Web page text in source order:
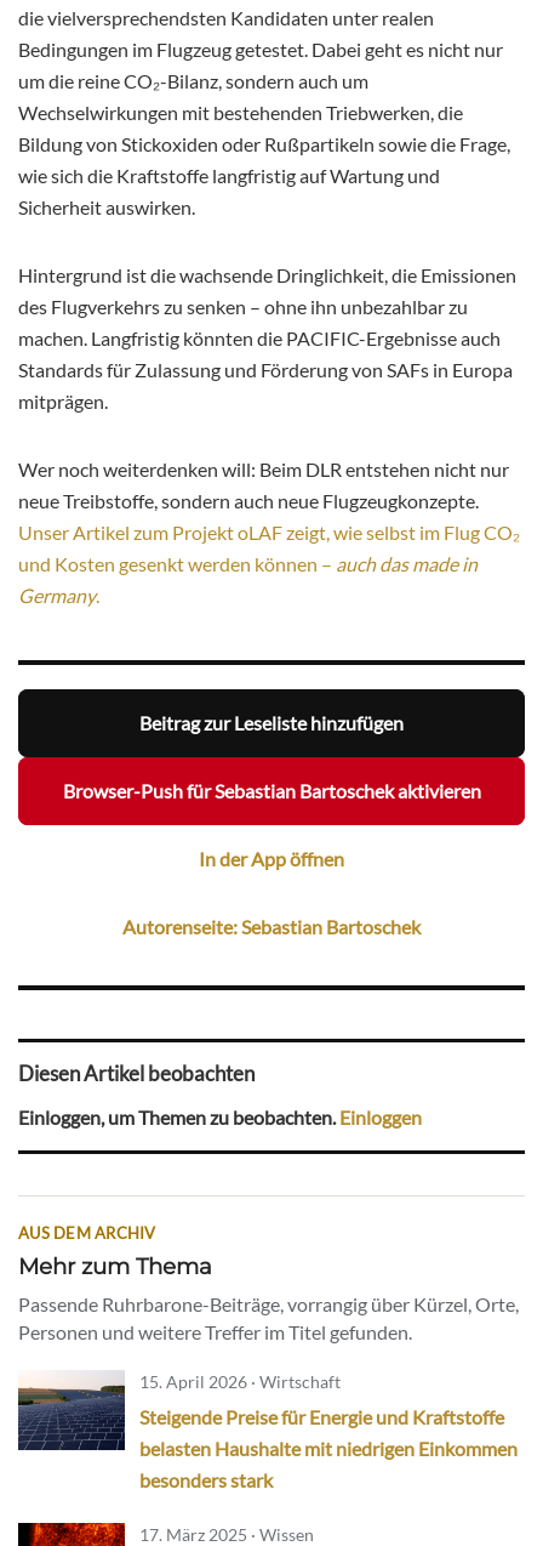
die vielversprechendsten Kandidaten unter realen
Bedingungen im Flugzeug getestet. Dabei geht es nicht nur
um die reine CO₂-Bilanz, sondern auch um
Wechselwirkungen mit bestehenden Triebwerken, die
Bildung von Stickoxiden oder Rußpartikeln sowie die Frage,
wie sich die Kraftstoffe langfristig auf Wartung und
Sicherheit auswirken.
Hintergrund ist die wachsende Dringlichkeit, die Emissionen
des Flugverkehrs zu senken – ohne ihn unbezahlbar zu
machen. Langfristig könnten die PACIFIC-Ergebnisse auch
Standards für Zulassung und Förderung von SAFs in Europa
mitprägen.
Wer noch weiterdenken will: Beim DLR entstehen nicht nur
neue Treibstoffe, sondern auch neue Flugzeugkonzepte.
Unser Artikel zum Projekt oLAF zeigt, wie selbst im Flug CO₂
und Kosten gesenkt werden können – auch das made in
Germany.
Beitrag zur Leseliste hinzufügen
Browser-Push für Sebastian Bartoschek aktivieren
In der App öffnen
Autorenseite: Sebastian Bartoschek
Diesen Artikel beobachten
Einloggen, um Themen zu beobachten.Einloggen
AUS DEM ARCHIV
Mehr zum Thema
Passende Ruhrbarone-Beiträge, vorrangig über Kürzel, Orte,
Personen und weitere Treffer im Titel gefunden.
15. April 2026 · Wirtschaft
Steigende Preise für Energie und Kraftstoffe
belasten Haushalte mit niedrigen Einkommen
besonders stark
17. März 2025 · Wissen